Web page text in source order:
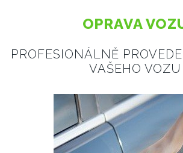
OPRAVA
PROFESIONÁLNĚ
VAŠEHO VOZU